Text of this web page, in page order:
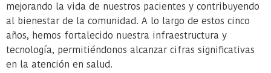
mejorando la vida de nuestros pacientes y contribuyendo
al bienestar de la comunidad. A lo largo de estos cinco
años, hemos fortalecido nuestra infraestructura y
tecnología, permitiéndonos alcanzar cifras significativas
en la atención en salud.